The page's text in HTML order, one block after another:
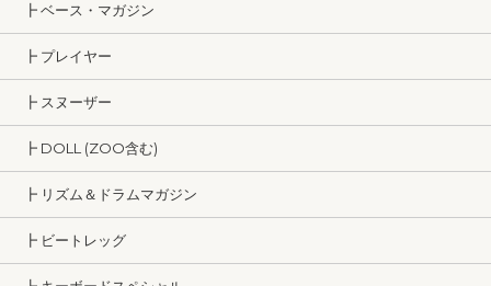
┣ ベース・マガジン
┣ プレイヤー
┣ スヌーザー
┣ DOLL (ZOO含む)
┣ リズム＆ドラムマガジン
┣ ビートレッグ